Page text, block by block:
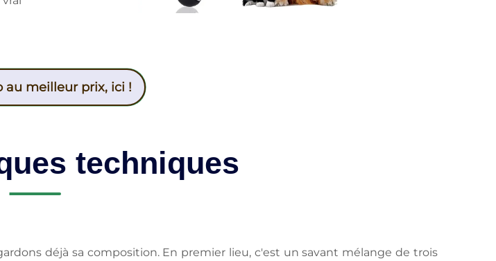
au meilleur prix, ici !
techniques
déjà sa composition. En premier lieu, c'est un savant mélange de trois